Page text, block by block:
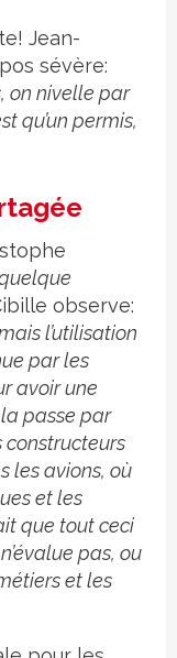
Jean-
sévère:
on nivelle par
qu’un permis,
observe:
l’utilisation
par les
avoir une
passe par
constructeurs
les avions, où
et les
que tout ceci
pas, ou
et les